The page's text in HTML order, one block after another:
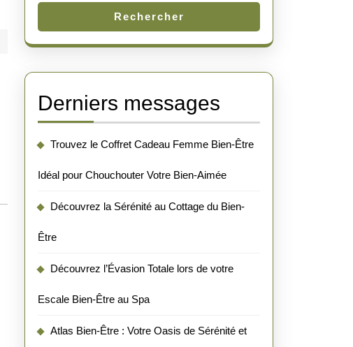
Rechercher
Derniers messages
Trouvez le Coffret Cadeau Femme Bien-Être
Idéal pour Chouchouter Votre Bien-Aimée
Découvrez la Sérénité au Cottage du Bien-
Être
Découvrez l’Évasion Totale lors de votre
Escale Bien-Être au Spa
Atlas Bien-Être : Votre Oasis de Sérénité et